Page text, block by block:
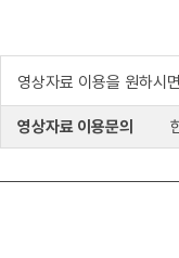
영상자료 이용을 원하
영상자료 이용문의